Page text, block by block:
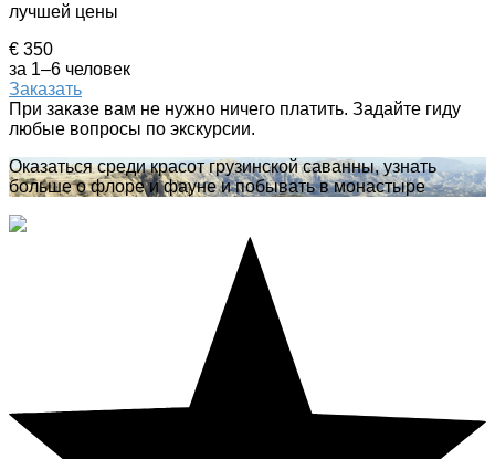
лучшей цены
€ 350
за 1–6 человек
Заказать
При заказе вам не нужно ничего платить. Задайте гиду
любые вопросы по экскурсии.
Оказаться среди красот грузинской саванны, узнать
больше о флоре и фауне и побывать в монастыре